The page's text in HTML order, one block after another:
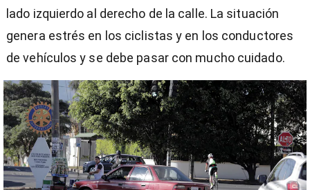
lado izquierdo al derecho de la calle. La situación
genera estrés en los ciclistas y en los conductores
de vehículos y se debe pasar con mucho cuidado.